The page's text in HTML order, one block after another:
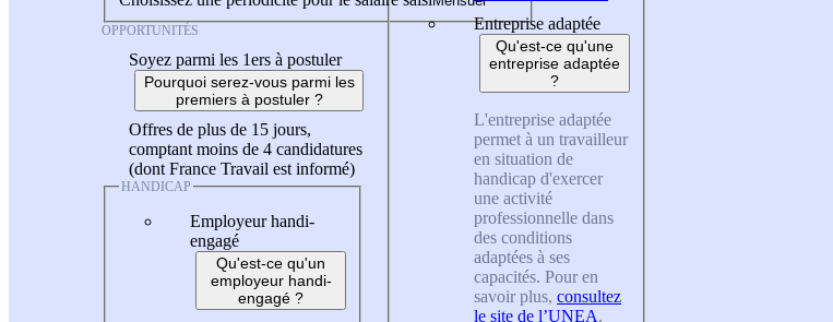
OPPORTUNITÉS
Soyez parmi les 1ers à postuler
Pourquoi serez-vous parmi les
premiers à postuler ?
Offres de plus de 15 jours,
comptant moins de 4 candidatures
(dont France Travail est informé)
HANDICAP
Employeur handi-
engagé
Qu'est-ce qu'un
employeur handi-
engagé ?
Entreprise adaptée
Qu'est-ce qu'une
entreprise adaptée
?
L'entreprise adaptée
permet à un travailleur
en situation de
handicap d'exercer
une activité
professionnelle dans
des conditions
adaptées à ses
capacités. Pour en
savoir plus, consultez
le site de l’UNEA.